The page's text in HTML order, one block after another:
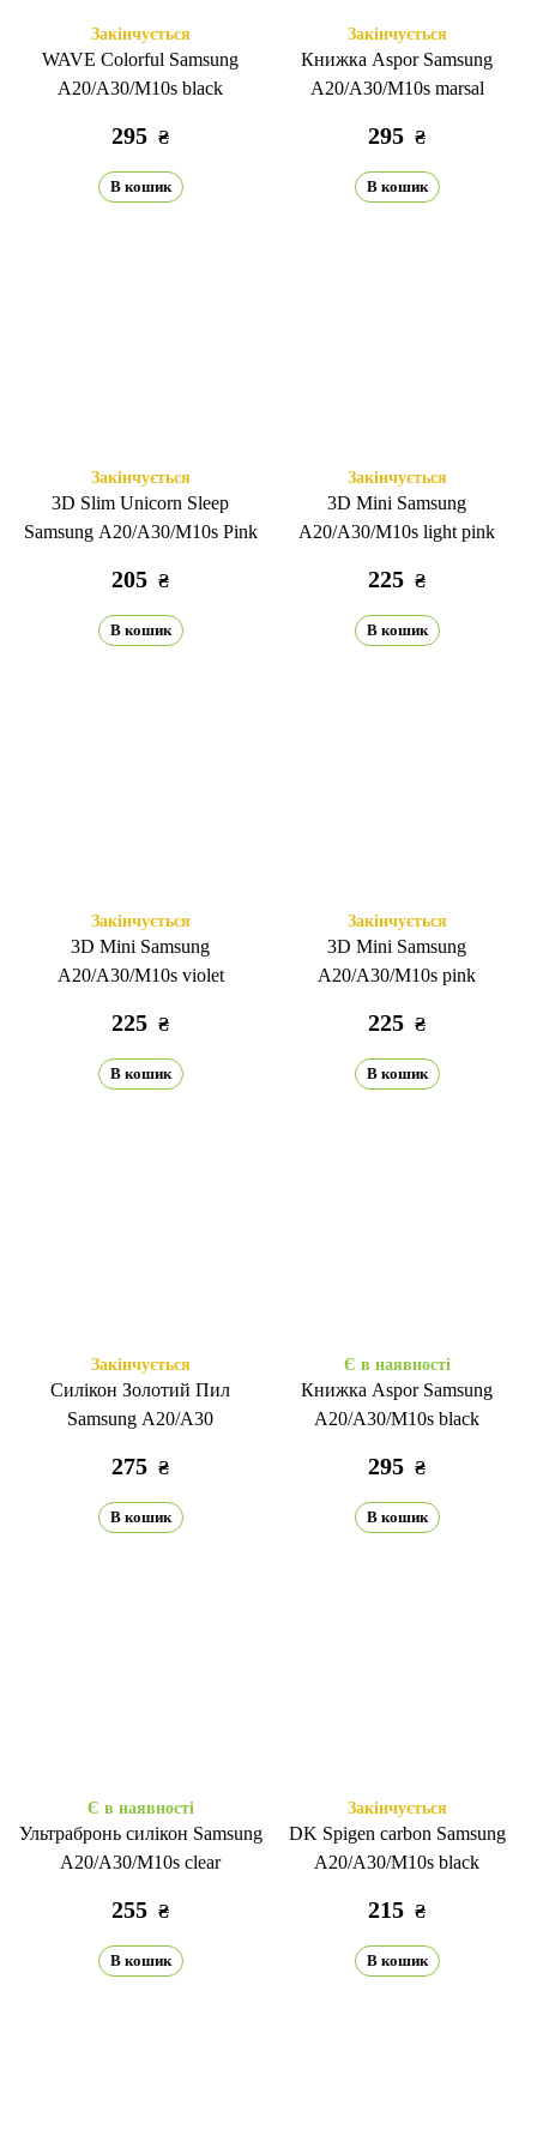
Закінчується
WAVE Colorful Samsung
A20/A30/M10s black
295 ₴
В кошик
Закінчується
Книжка Aspor Samsung
A20/A30/M10s marsal
295 ₴
В кошик
Закінчується
3D Slim Unicorn Sleep
Samsung A20/A30/M10s Pink
205 ₴
В кошик
Закінчується
3D Mini Samsung
A20/A30/M10s light pink
225 ₴
В кошик
Закінчується
3D Mini Samsung
A20/A30/M10s violet
225 ₴
В кошик
Закінчується
3D Mini Samsung
A20/A30/M10s pink
225 ₴
В кошик
Закінчується
Силікон Золотий Пил
Samsung A20/A30
275 ₴
В кошик
Є в наявності
Книжка Aspor Samsung
A20/A30/M10s black
295 ₴
В кошик
Є в наявності
Ультрабронь силікон Samsung
A20/A30/M10s clear
255 ₴
В кошик
Закінчується
DK Spigen carbon Samsung
A20/A30/M10s black
215 ₴
В кошик